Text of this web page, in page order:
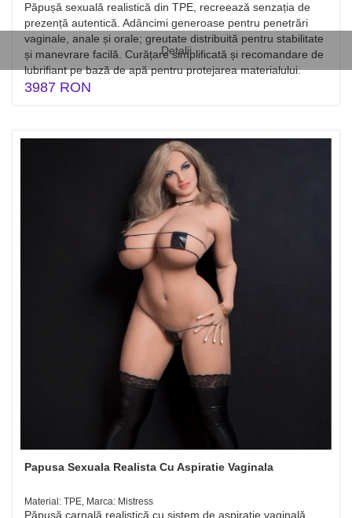
Detalii
Păpușă sexuală realistică din TPE, recreează senzația de
prezență autentică. Adâncimi generoase pentru penetrări
vaginale, anale și orale; greutate distribuită pentru stabilitate
și manevrare facilă. Curățare simplificată și recomandare de
lubrifiant pe bază de apă pentru protejarea materialului.
3987 RON
Papusa Sexuala Realista Cu Aspiratie Vaginala
Material: TPE, Marca: Mistress
Păpușă carnală realistică cu sistem de aspirație vaginală